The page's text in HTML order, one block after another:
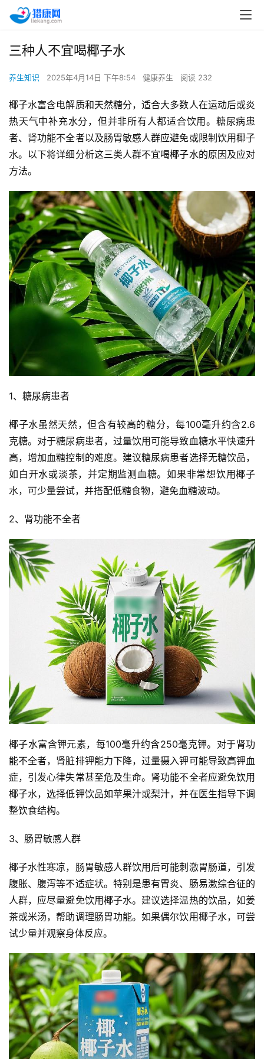
三种人不宜喝椰子水
养生知识 2025年4月14日 下午8:54 健康养生 阅读 232
椰子水富含电解质和天然糖分，适合大多数人在运动后或炎
热天气中补充水分，但并非所有人都适合饮用。糖尿病患
者、肾功能不全者以及肠胃敏感人群应避免或限制饮用椰子
水。以下将详细分析这三类人群不宜喝椰子水的原因及应对
方法。
1、糖尿病患者
椰子水虽然天然，但含有较高的糖分，每100毫升约含2.6
克糖。对于糖尿病患者，过量饮用可能导致血糖水平快速升
高，增加血糖控制的难度。建议糖尿病患者选择无糖饮品，
如白开水或淡茶，并定期监测血糖。如果非常想饮用椰子
水，可少量尝试，并搭配低糖食物，避免血糖波动。
2、肾功能不全者
椰子水富含钾元素，每100毫升约含250毫克钾。对于肾功
能不全者，肾脏排钾能力下降，过量摄入钾可能导致高钾血
症，引发心律失常甚至危及生命。肾功能不全者应避免饮用
椰子水，选择低钾饮品如苹果汁或梨汁，并在医生指导下调
整饮食结构。
3、肠胃敏感人群
椰子水性寒凉，肠胃敏感人群饮用后可能刺激胃肠道，引发
腹胀、腹泻等不适症状。特别是患有胃炎、肠易激综合征的
人群，应尽量避免饮用椰子水。建议选择温热的饮品，如姜
茶或米汤，帮助调理肠胃功能。如果偶尔饮用椰子水，可尝
试少量并观察身体反应。